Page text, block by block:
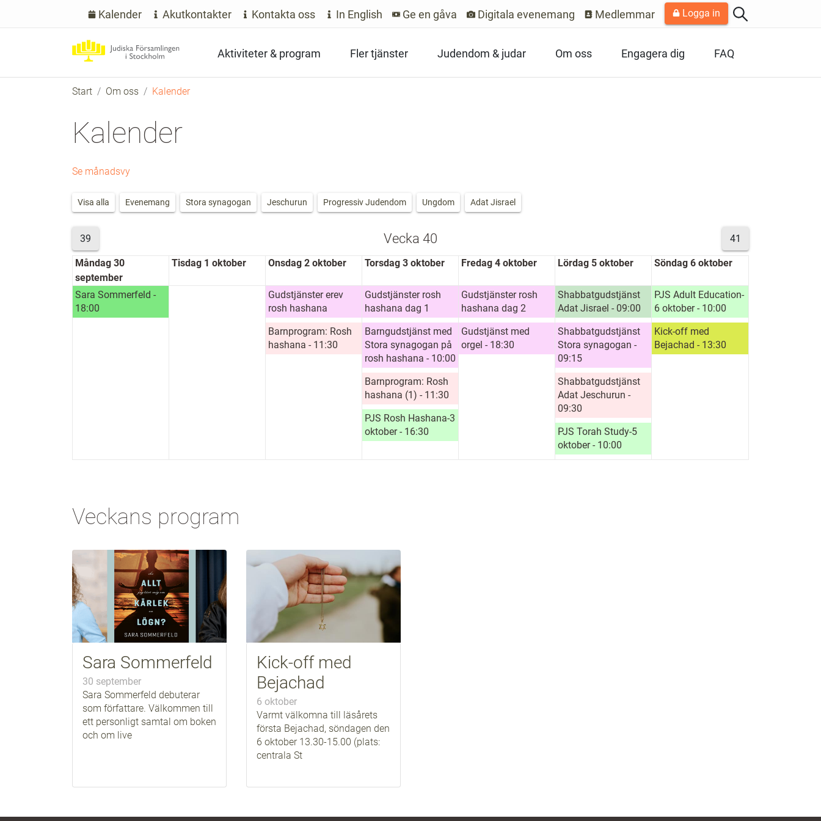
Kalender Akutkontakter Kontakta oss In English Ge en gåva Digitala evenemang Medlemmar Logga in
Aktiviteter & program Fler tjänster Judendom & judar Om oss Engagera dig FAQ
Start Om oss Kalender
Kalender
Se månadsvy
Visa alla Evenemang Stora synagogan Jeschurun Progressiv Judendom Ungdom Adat Jisrael
39 Vecka 40 41
Måndag 30
september
Tisdag 1 oktober Onsdag 2 oktober Torsdag 3 oktober Fredag 4 oktober Lördag 5 oktober Söndag 6 oktober
Sara Sommerfeld -
18:00
Gudstjänster erev
rosh hashana
Barnprogram: Rosh
hashana - 11:30
Gudstjänster rosh
hashana dag 1
Barngudstjänst med
Stora synagogan på
rosh hashana - 10:00
Barnprogram: Rosh
hashana (1) - 11:30
PJS Rosh Hashana-3
oktober - 16:30
Gudstjänster rosh
hashana dag 2
Gudstjänst med
orgel - 18:30
Shabbatgudstjänst
Adat Jisrael - 09:00
Shabbatgudstjänst
Stora synagogan -
09:15
Shabbatgudstjänst
Adat Jeschurun -
09:30
PJS Torah Study-5
oktober - 10:00
PJS Adult Education-
6 oktober - 10:00
Kick-off med
Bejachad - 13:30
Veckans program
Sara Sommerfeld
30 september
Sara Sommerfeld debuterar
som författare. Välkommen till
ett personligt samtal om boken
och om live
Kick-off med
Bejachad
6 oktober
Varmt välkomna till läsårets
första Bejachad, söndagen den
6 oktober 13.30-15.00 (plats:
centrala St